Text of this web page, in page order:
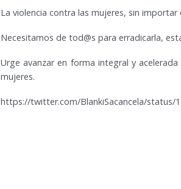
La violencia contra las mujeres, sin
Necesitamos de tod@s para erradicarla,
Urge avanzar en forma integral y
mujeres.
https://twitter.com/BlankiSacancela/status/